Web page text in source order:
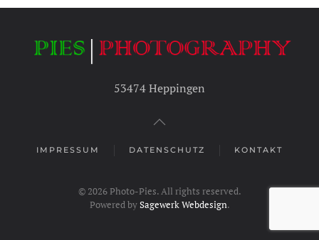
53474 Heppingen
IMPRESSUM DATENSCHUTZ KONTAKT
© 2026Photo-Pies. All rights reserved.
Powered bySagewerk Webdesign.